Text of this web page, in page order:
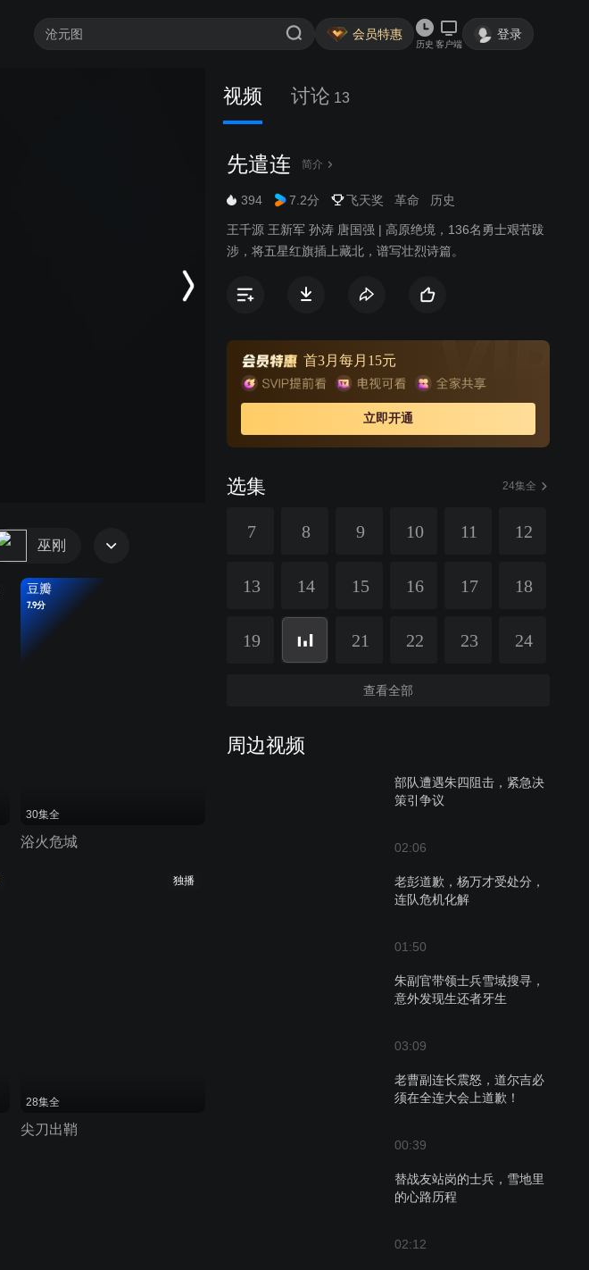
会员特惠
历史 客户端
登录
视频 讨论 13
先遣连 简介
394 7.2分 飞天奖 革命 历史
王千源 王新军 孙涛 唐国强 | 高原绝境，136名勇士艰苦跋
涉，将五星红旗插上藏北，谱写壮烈诗篇。
首3月每月15元
立即开通
选集 24集全
7 8 9 10 11 12
13 14 15 16 17 18
19 21 22 23 24
查看全部
周边视频
部队遭遇朱四阻击，紧急决
策引争议
02:06
老彭道歉，杨万才受处分，
连队危机化解
01:50
朱副官带领士兵雪域搜寻，
意外发现生还者牙生
03:09
老曹副连长震怒，道尔吉必
须在全连大会上道歉！
00:39
替战友站岗的士兵，雪地里
的心路历程
02:12
巫刚
豆瓣
7.9分
30集全
浴火危城
独播
28集全
尖刀出鞘